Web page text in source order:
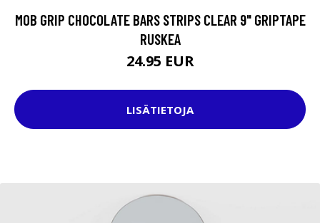
MOB GRIP CHOCOLATE BARS STRIPS CLEAR 9" GRIPTAPE
RUSKEA
24.95 EUR
LISÄTIETOJA